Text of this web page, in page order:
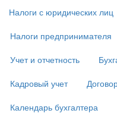
подвале)
Налоги с юридических лиц
Налоги предпринимателя
Учет и отчетность
Кадровый учет
Календарь бухгалтера